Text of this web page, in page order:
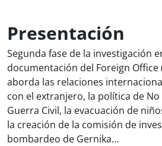
Presentación
Segunda fase de la investigación
documentación del Foreign Office
aborda las relaciones
con el extranjero, la política de
Guerra Civil, la evacuación de
la creación de la comisión de
bombardeo de Gernika…